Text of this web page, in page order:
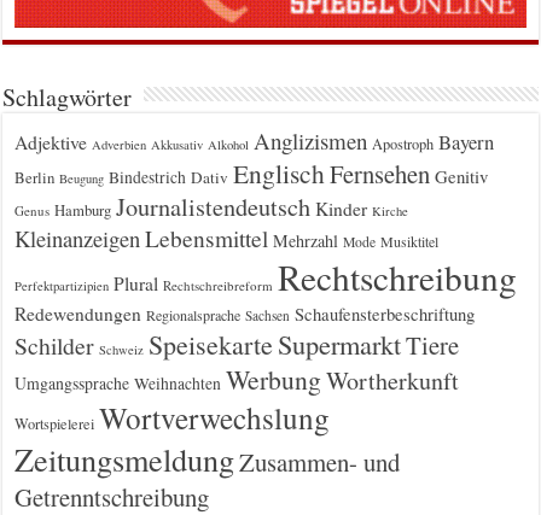
Schlagwörter
Adjektive Adverbien Akkusativ Alkohol Anglizismen Apostroph Bayern
Berlin Beugung Bindestrich Dativ EnglischFernsehen Genitiv
Genus Hamburg Journalistendeutsch Kinder Kirche
Kleinanzeigen Lebensmittel Mehrzahl Mode Musiktitel
Perfektpartizipien Plural Rechtschreibreform Rechtschreibung
Redewendungen Regionalsprache Sachsen Schaufensterbeschriftung
Schilder Schweiz Speisekarte SupermarktTiere
Umgangssprache Weihnachten WerbungWortherkunft
Wortspielerei Wortverwechslung
ZeitungsmeldungZusammen- und
Getrenntschreibung